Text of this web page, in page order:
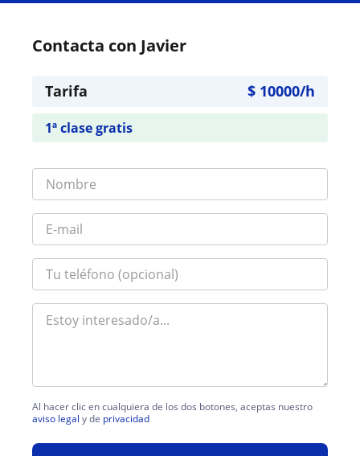
Contacta con Javier
Tarifa $ 10000/h
1ª clase gratis
Al hacer clic en cualquiera de los dos botones, aceptas nuestro
aviso legal y de privacidad